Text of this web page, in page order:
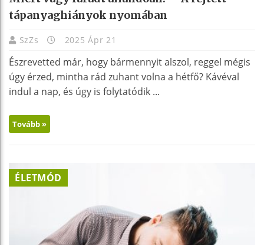
tápanyaghiányok nyomában
SzZs 2025 Ápr 21
Észrevetted már, hogy bármennyit alszol, reggel mégis
úgy érzed, mintha rád zuhant volna a hétfő? Kávéval
indul a nap, és úgy is folytatódik ...
Tovább »
ÉLETMÓD